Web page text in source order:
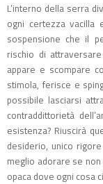
L’interno della serra
ogni certezza vacilla
sospensione che il
rischio di
appare e scompare
stimola, ferisce e
possibile lasciarsi
contraddittorietà
esistenza? Riuscirà
desiderio, unico
meglio adorare se non
opaca dove ogni cosa